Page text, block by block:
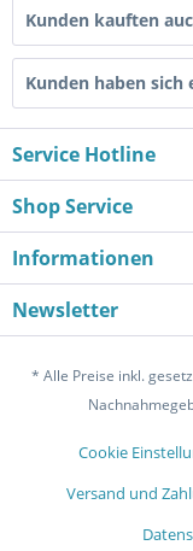
Kunden kauften
Kunden haben sich
Service Hotline
Shop Service
Informationen
Newsletter
* Alle Preise inkl.
Cookie
Versand und